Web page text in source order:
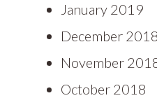
January 2019
December 2018
November
October 2018